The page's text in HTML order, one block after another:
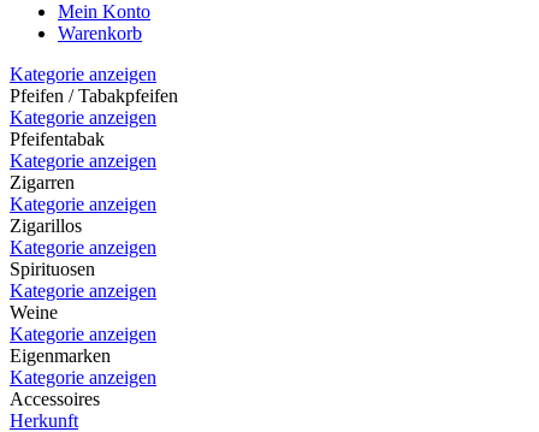
Mein Konto
Warenkorb
Kategorie anzeigen
Pfeifen / Tabakpfeifen
Kategorie anzeigen
Pfeifentabak
Kategorie anzeigen
Zigarren
Kategorie anzeigen
Zigarillos
Kategorie anzeigen
Spirituosen
Kategorie anzeigen
Weine
Kategorie anzeigen
Eigenmarken
Kategorie anzeigen
Accessoires
Herkunft